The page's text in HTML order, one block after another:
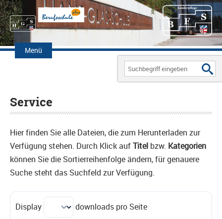
Menü Inhalt
Search
for:
Service
Hier finden Sie alle Dateien, die zum Herunterladen zur
Verfügung stehen. Durch Klick aufTitel bzw. Kategorien
können Sie die Sortierreihenfolge ändern, für genauere
Suche steht das Suchfeld zur Verfügung.
Display downloads pro Seite